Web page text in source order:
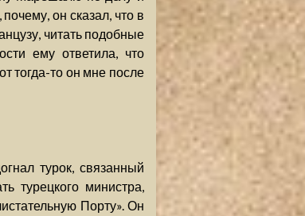
он сказал, что в
читать подобные
ему ответила, что
тогда-то он мне после
турок, связанный
турецкого министра,
Порту». Он